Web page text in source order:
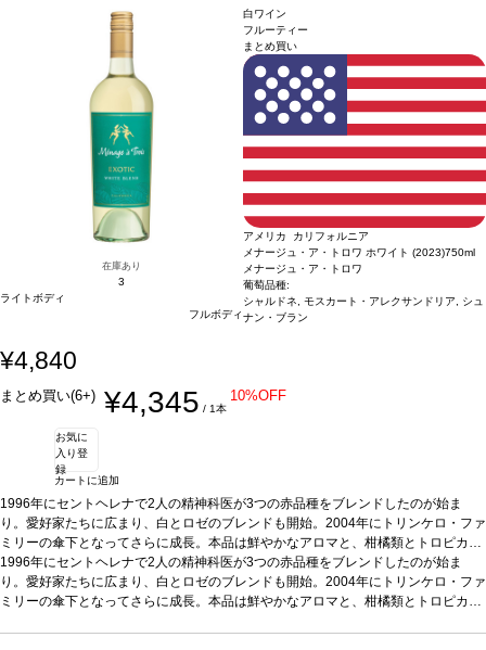
熨斗をご希望の場合、作成作業のため最短日出荷はお承り
致しかねます。 必ず最短日から+1日後より配送指定日を
ご選択ください。 もし最短日を選択された場合は、指定
日翌日の配送となります。ご了承ください。 ・下記ワイ
ンが1本含まれています。柑橘系のフレーバーが広がる、
すっきりとしたテイスト。
メナージュ・ア・トロワ サブ
ライム ソーヴィニヨン・ブラン (2024) 受賞歴テイスティ
ング・パネル 90ポイント！テイスティングノート鮮や
かに輝く色調。太陽の輝きをピュアに放ち、クラシックな
ソーヴィニヨン・ブランを爽やかに表現し、白桃とピリッ
としたグレープフルーツの繊細な芳香を伴う。口に含む
と、ジューシーな青リンゴがエキゾチックなコブミカン、
レモングラス、パッションフルーツの風味と混ざり合い、
心地よくすっきりとして爽やかな酸味を含む後味へと誘わ
葡萄品種ソーヴィニヨン・ブラン 87%、リースリ
ング 7%、シュナン・ブラン 6%認証カリフォルニア・グ
リーン・メダル-サスティナブル・ワイングローイング、
のうえ「無地熨斗」とご記載ください。 ※熨斗をご希望の場合、作成作業のため最
短日出荷はお承り致しかねます。 必ず最短日から+1日後より配送指定日をご選択
ください。 もし最短日を選択された場合は、指定日翌日の配送となります。ご了承
ください。 ・下記ワインが1本含まれています。柑橘系のフレーバーが広がる、す
っきりとしたテイスト。メナージュ・ア・トロワ サブライム ソーヴィニヨン・ブ
テイスティング・パネル 90ポイント！
鮮やかに輝く色調。太陽の輝きをピュアに放ち、クラシックなソーヴィニヨン・ブ
ランを爽やかに表現し、白桃とピリッとしたグレープフルーツの繊細な芳香を伴
う。口に含むと、ジューシーな青リンゴがエキゾチックなコブミカン、レモングラ
ス、パッションフルーツの風味と混ざり合い、心地よくすっきりとして爽やかな酸
味を含む後味へと誘われる。
ソーヴィニヨン・ブラン 87%、リースリン
グ 7%、シュナン・ブラン 6%
カリフォルニア・グリーン・メダル-サスティナ
ブル・ワイングローイング、ビジネス・リーダーシップ・アワード、カリフォルニ
ア・サスティナブル・ワイナリー認証
在庫あり
3
ライトボディ
フルボディ
白ワイン
フルーティー
まとめ買い
アメリカ カリフォルニア
メナージュ・ア・トロワ ホワイト (2023)750ml
メナージュ・ア・トロワ
葡萄品種:
シャルドネ, モスカート・アレクサンドリア, シュ
ナン・ブラン
¥4,840
まとめ買い(6+) ¥4,345 / 1本
10%OFF
お気に
入り登
録
カートに追加
1996年にセントヘレナで2人の精神科医が3つの赤品種をブレンドしたのが始ま
り。愛好家たちに広まり、白とロゼのブレンドも開始。2004年にトリンケロ・ファ
ミリーの傘下となってさらに成長。本品は鮮やかなアロマと、柑橘類とトロピカル
フルーツの風味。すっきりとした酸味と素晴らしく爽やかな後味。 シャルドネ、モ
スカート・アレキサンドリア、シュナン・ブランをブレンドしている。それぞれの
品種を個別に収穫し、優しく破砕して低温発酵させることで、フレッシュさと個性
1996年にセントヘレナで2人の精神科医が3つの赤品種をブレンドしたのが始ま
り。愛好家たちに広まり、白とロゼのブレンドも開始。2004年にトリンケロ・ファ
ミリーの傘下となってさらに成長。本品は鮮やかなアロマと、柑橘類とトロピカル